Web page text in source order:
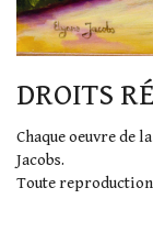
DROITS
Chaque oeuvre de
Jacobs.
Toute